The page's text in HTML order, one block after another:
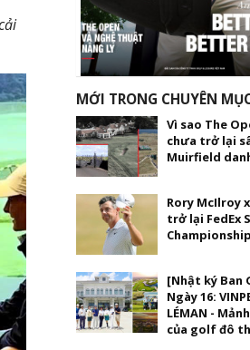
MỚI TRONG CHUYÊN
Vì sao The
chưa trở lại
Muirfield
Rory McIlroy
trở lại FedEx
Championship
[Nhật ký Ban
Ngày 16:
LÉMAN -
của golf đô